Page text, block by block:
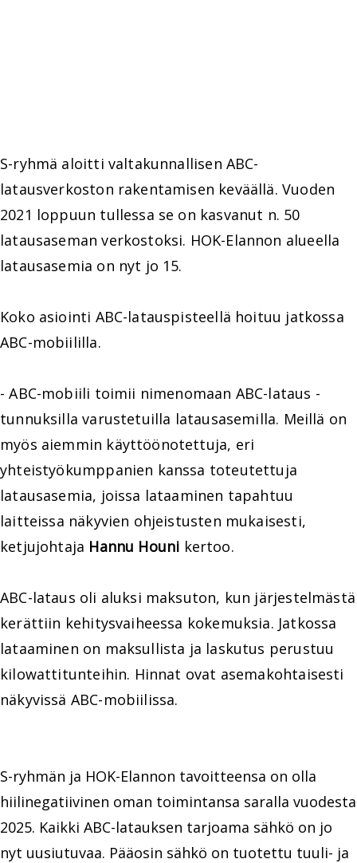
S-ryhmä aloitti valtakunnallisen ABC-
latausverkoston rakentamisen keväällä. Vuoden
2021 loppuun tullessa se on kasvanut n. 50
latausaseman verkostoksi. HOK-Elannon alueella
latausasemia on nyt jo 15.
Koko asiointi ABC-latauspisteellä hoituu jatkossa
ABC-mobiililla.
- ABC-mobiili toimii nimenomaan ABC-lataus -
tunnuksilla varustetuilla latausasemilla. Meillä on
myös aiemmin käyttöönotettuja, eri
yhteistyökumppanien kanssa toteutettuja
latausasemia, joissa lataaminen tapahtuu
laitteissa näkyvien ohjeistusten mukaisesti,
ketjujohtaja Hannu Houni kertoo.
ABC-lataus oli aluksi maksuton, kun järjestelmästä
kerättiin kehitysvaiheessa kokemuksia. Jatkossa
lataaminen on maksullista ja laskutus perustuu
kilowattitunteihin. Hinnat ovat asemakohtaisesti
näkyvissä ABC-mobiilissa.
S-ryhmän ja HOK-Elannon tavoitteensa on olla
hiilinegatiivinen oman toimintansa saralla vuodesta
2025. Kaikki ABC-latauksen tarjoama sähkö on jo
nyt uusiutuvaa. Pääosin sähkö on tuotettu tuuli- ja